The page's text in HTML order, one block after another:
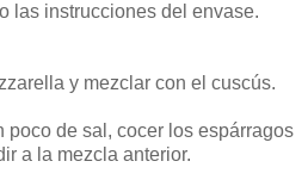
las instrucciones del envase.
y mezclar con el cuscús.
poco de sal, cocer los espárragos
a la mezcla anterior.